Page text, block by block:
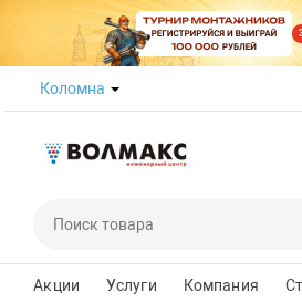
Коломна
Акции Услуги Компания